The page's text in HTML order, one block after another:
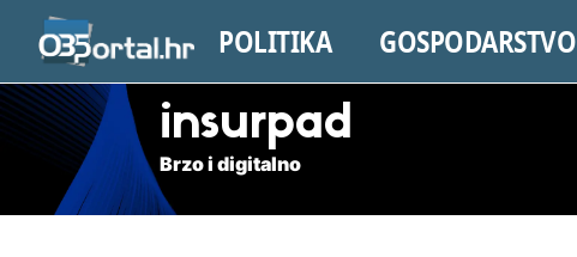
POLITIKA GOSPODARSTVO
insurpad
Brzo i digitalno